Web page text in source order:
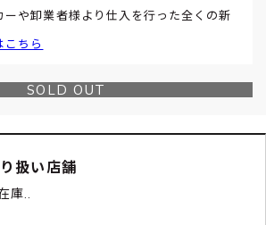
ーや卸業者様より仕入を行った全くの新
ちら
SOLD OUT
扱い店舗
庫..